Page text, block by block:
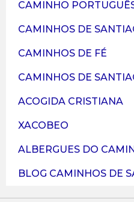
CAMINHO
CAMINHOS DE
CAMINHOS DE FÉ
CAMINHOS DE
ACOGIDA CRISTIANA
XACOBEO
ALBERGUES DO
BLOG CAMINHOS DE